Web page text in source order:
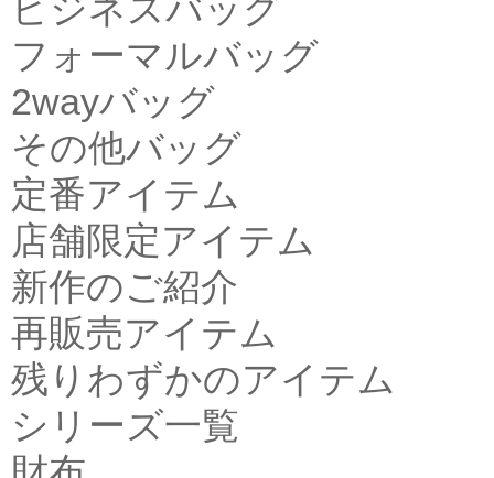
ビジネスバッグ
フォーマルバッグ
2wayバッグ
その他バッグ
定番アイテム
店舗限定アイテム
新作のご紹介
再販売アイテム
残りわずかのアイテム
シリーズ一覧